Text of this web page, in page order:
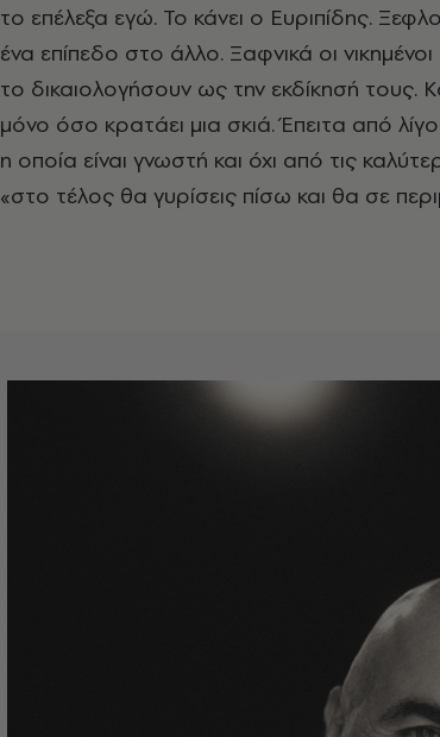
το επέλεξα εγώ. Το κάνει ο Ευριπίδης.
ένα επίπεδο στο άλλο. Ξαφνικά οι νικημένοι
το δικαιολογήσουν ως την εκδίκησή τους.
μόνο όσο κρατάει μια σκιά. Έπειτα από
η οποία είναι γνωστή και όχι από τις
«στο τέλος θα γυρίσεις πίσω και θα σε